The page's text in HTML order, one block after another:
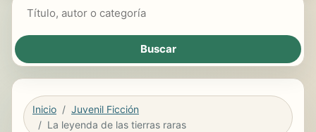
Inicio
Juvenil Ficción
La leyenda de las tierras raras